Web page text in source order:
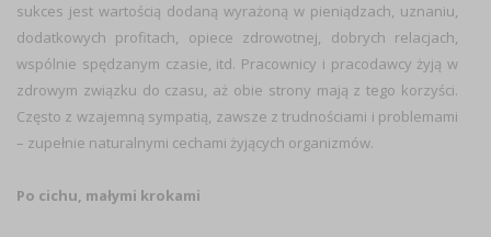
sukces jest wartością dodaną wyrażoną w pieniądzach, uznaniu,
dodatkowych profitach, opiece zdrowotnej, dobrych relacjach,
wspólnie spędzanym czasie, itd. Pracownicy i pracodawcy żyją w
zdrowym związku do czasu, aż obie strony mają z tego korzyści.
Często z wzajemną sympatią, zawsze z trudnościami i problemami
– zupełnie naturalnymi cechami żyjących organizmów.
Po cichu, małymi krokami